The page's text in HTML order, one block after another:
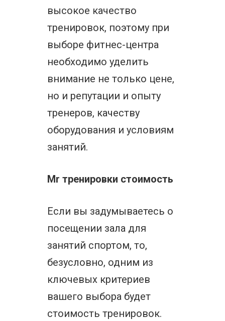
высокое качество
тренировок, поэтому при
выборе фитнес-центра
необходимо уделить
внимание не только цене,
но и репутации и опыту
тренеров, качеству
оборудования и условиям
занятий.
Mr тренировки стоимость
Если вы задумываетесь о
посещении зала для
занятий спортом, то,
безусловно, одним из
ключевых критериев
вашего выбора будет
стоимость тренировок.